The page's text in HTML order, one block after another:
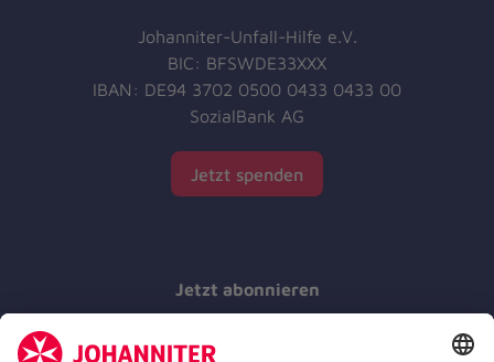
Johanniter-Unfall-Hilfe e.V.
BIC: BFSWDE33XXX
IBAN: DE94 3702 0500 0433 0433 00
SozialBank AG
Jetzt spenden
Jetzt abonnieren
Abständen über unsere Arbeit.